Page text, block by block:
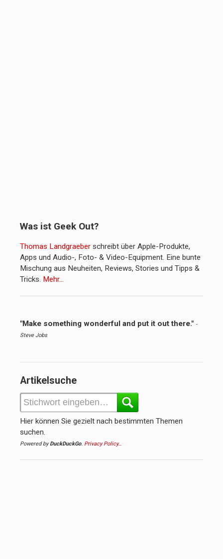
Was ist Geek Out?
Thomas Landgraeber schreibt über Apple-Produkte,
Apps und Audio-, Foto- & Video-Equipment. Eine bunte
Mischung aus Neuheiten, Reviews, Stories und Tipps &
Tricks. Mehr…
"Make something wonderful and put it out there." -
Steve Jobs
Artikelsuche
Hier können Sie gezielt nach bestimmten Themen
suchen.
Powered byDuckDuckGo. Privacy Policy…